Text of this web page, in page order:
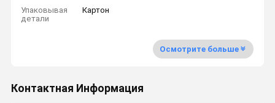
Упаковывая
детали
Картон
Осмотрите больше
Контактная Информация